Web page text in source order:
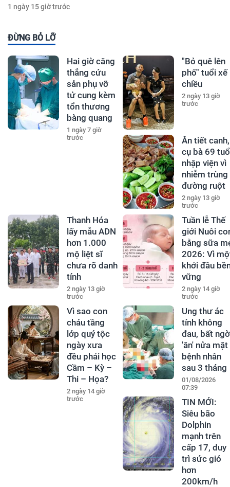
1 ngày 15 giờ trước
ĐỪNG BỎ LỠ
Hai giờ căng
thẳng cứu
sản phụ vỡ
tử cung kèm
tổn thương
bàng quang
1 ngày 7 giờ
trước
"Bỏ quê lên
phố" tuổi xế
chiều
2 ngày 13 giờ
trước
Ăn tiết canh,
cụ bà 69
nhập viện vì
nhiễm trùng
đường ruột
2 ngày 13 giờ
trước
Thanh Hóa
lấy mẫu ADN
hơn 1.000
mộ liệt sĩ
chưa rõ danh
tính
2 ngày 13 giờ
trước
Tuần lễ Thế
giới Nuôi
bằng sữa
2026: Vì
khởi đầu
vững
2 ngày 14 giờ
trước
Vì sao con
cháu tầng
lớp quý tộc
ngày xưa
đều phải học
Cầm – Kỳ –
Thi – Họa?
2 ngày 14 giờ
trước
Ung thư ác
tính không
đau, bất ngờ
'ăn' nửa mặt
bệnh nhân
sau 3 tháng
01/08/2026
07:39
TIN MỚI:
Siêu bão
Dolphin
mạnh trên
cấp 17, duy
trì sức gió
hơn
200km/h